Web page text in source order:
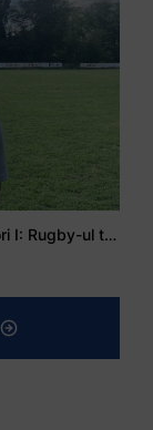
Mohamed Salhi, vicecampion național juniori I: Rugby-ul te învață să accepți și înfrângerile